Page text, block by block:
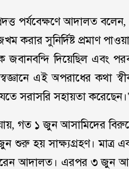
পর্যবেক্ষণে আদালত বলেন,
করার সুনির্দিষ্ট প্রমাণ
জবানবন্দি দিয়েছিল এবং
এই অপরাধের কথা
সরাসরি সহায়তা
গত ১ জুন আসামিদের
শুরু হয় সাক্ষ্যগ্রহণ। মাত্র
আদালত। এরপর ৩ জুন